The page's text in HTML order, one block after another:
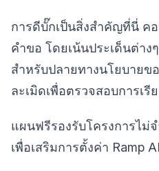
การดีบั๊กเป็นสิ่งสำคัญที่นี่ ค
คำขอ โดยเน้นประเด็นต่าง
สำหรับปลายทางนโยบายข
ละเมิดเพื่อตรวจสอบการเรี
แผนฟรีรองรับโครงการไ
เพื่อเสริมการตั้งค่า Ramp